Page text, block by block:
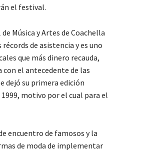
el festival.
Música y Artes de Coachella
de asistencia y es uno
que más dinero recauda,
con el antecedente de las
dejó su primera edición
motivo por el cual para el
encuentro de famosos y la
de moda de implementar